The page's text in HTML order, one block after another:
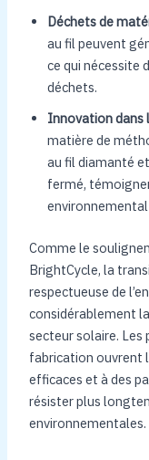
Déchets de
au fil peuvent
ce qui nécessite
déchets.
Innovation dans
matière de
au fil diamanté
fermé,
Comme le
BrightCycle, la
respectueuse de
considérablement
secteur solaire. Les
fabrication ouvrent
efficaces et à des
résister plus
environnementales.